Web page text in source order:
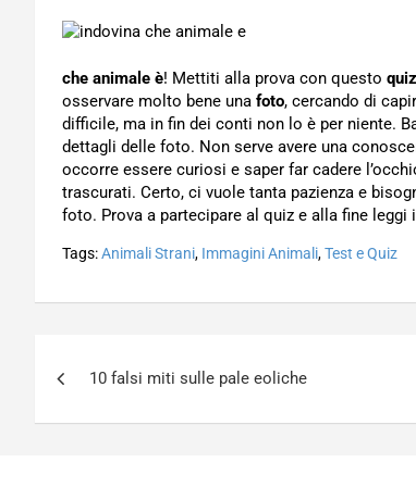
che animale è! Mettiti alla prova con questo
osservare molto bene una foto, cercando di
difficile, ma in fin dei conti non lo è per niente.
dettagli delle foto. Non serve avere una
occorre essere curiosi e saper far cadere
trascurati. Certo, ci vuole tanta pazienza e
foto. Prova a partecipare al quiz e alla fine
Tags:Animali Strani, Immagini Animali,Test e Quiz
10 falsi miti sulle pale eoliche